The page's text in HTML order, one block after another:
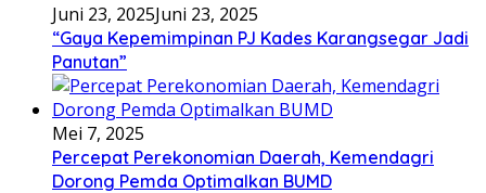
Juni 23, 2025Juni 23, 2025
“Gaya Kepemimpinan PJ Kades Karangsegar Jadi
Panutan”
Mei 7, 2025
Percepat Perekonomian Daerah, Kemendagri
Dorong Pemda Optimalkan BUMD